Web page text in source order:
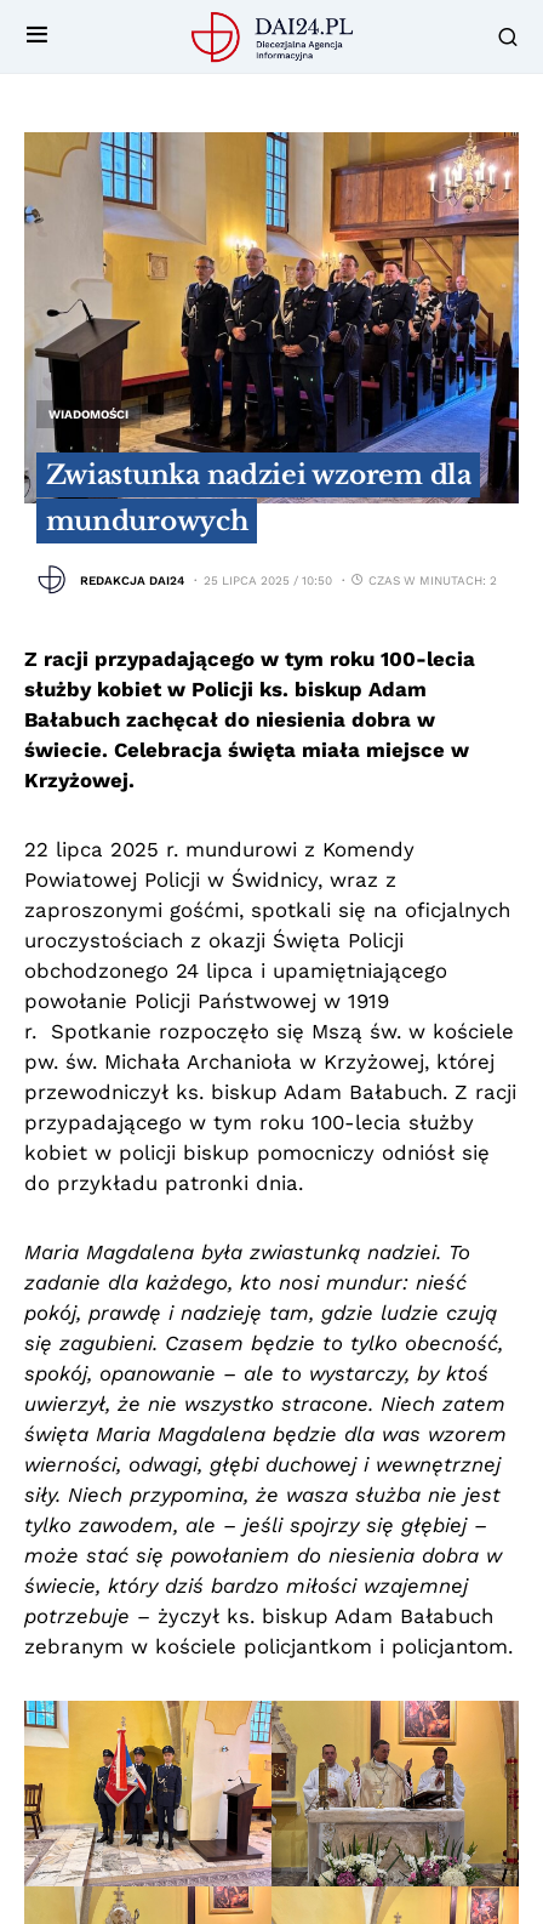
WIADOMOŚCI
Zwiastunka nadziei wzorem dla
mundurowych
REDAKCJA DAI24 25 LIPCA 2025 / 10:50 CZAS W MINUTACH: 2
Z racji przypadającego w tym roku 100-lecia
służby kobiet w Policji ks. biskup Adam
Bałabuch zachęcał do niesienia dobra w
świecie. Celebracja święta miała miejsce w
Krzyżowej.
22 lipca 2025 r. mundurowi z Komendy
Powiatowej Policji w Świdnicy, wraz z
zaproszonymi gośćmi, spotkali się na oficjalnych
uroczystościach z okazji Święta Policji
obchodzonego 24 lipca i upamiętniającego
powołanie Policji Państwowej w 1919
r. Spotkanie rozpoczęło się Mszą św. w kościele
pw. św. Michała Archanioła w Krzyżowej, której
przewodniczył ks. biskup Adam Bałabuch. Z racji
przypadającego w tym roku 100-lecia służby
kobiet w policji biskup pomocniczy odniósł się
do przykładu patronki dnia.
Maria Magdalena była zwiastunką nadziei. To
zadanie dla każdego, kto nosi mundur: nieść
pokój, prawdę i nadzieję tam, gdzie ludzie czują
się zagubieni. Czasem będzie to tylko obecność,
spokój, opanowanie – ale to wystarczy, by ktoś
uwierzył, że nie wszystko stracone. Niech zatem
święta Maria Magdalena będzie dla was wzorem
wierności, odwagi, głębi duchowej i wewnętrznej
siły. Niech przypomina, że wasza służba nie jest
tylko zawodem, ale – jeśli spojrzy się głębiej –
może stać się powołaniem do niesienia dobra w
świecie, który dziś bardzo miłości wzajemnej
potrzebuje – życzył ks. biskup Adam Bałabuch
zebranym w kościele policjantkom i policjantom.